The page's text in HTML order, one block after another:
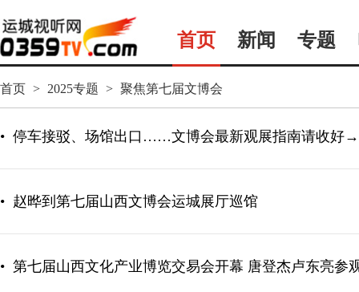
首页 新闻 专题
首页 > 2025专题 > 聚焦第七届文博会
• 停车接驳、场馆出口……文博会最新观展指南请收好→
• 赵晔到第七届山西文博会运城展厅巡馆
• 第七届山西文化产业博览交易会开幕 唐登杰卢东亮参